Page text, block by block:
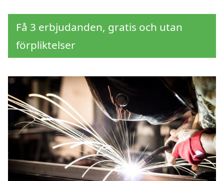
Få 3 erbjudanden, gratis och utan
förpliktelser